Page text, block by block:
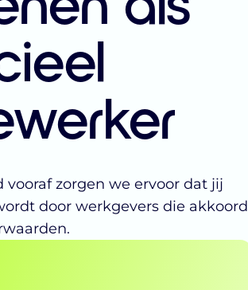
zorgen we ervoor dat jij
door werkgevers die akkoord